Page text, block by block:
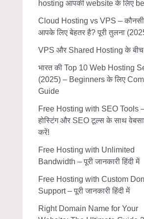
hosting आपकी website के लिए
Cloud Hosting vs VPS – कौनसी
आपके लिए बेहतर है? पूरी तुलना
VPS और Shared Hosting के
भारत की Top 10 Web Hosting
(2025) – Beginners के लिए
Guide
Free Hosting with SEO Tools
होस्टिंग और SEO टूल्स के साथ
करें!
Free Hosting with Unlimited
Bandwidth – पूरी जानकारी हिंदी में
Free Hosting with Custom
Support – पूरी जानकारी हिंदी में
Right Domain Name for Your